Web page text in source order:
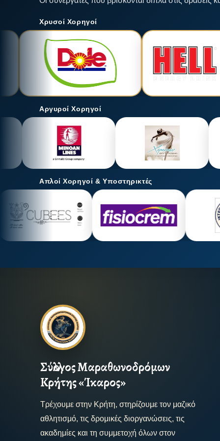
Χρυσοί Χορηγοί
Αργυροί Χορηγοί
Απλοί Χορηγοί & Υποστηρικτές
Σύλλογος Μαραθωνοδρόμων
Κρήτης «Ίκαρος»
Τρέχουμε στην Κρήτη, στηρίζουμε τον μαζικό
αθλητισμό, τις δρομικές διοργανώσεις, τις
ακαδημίες και τη συμμετοχή όλων στον